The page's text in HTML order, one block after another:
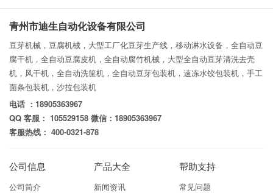
青州市迪生自动化设备有限公司
豆芽机械，豆腐机械，大型工厂化豆芽生产线，移动淋水设备，全自动豆
腐干机，全自动豆腐皮机，全自动腐竹机械，大型全自动豆芽清洗去壳
机，风干机，全自动洗筐机，全自动豆芽包装机，速冻水饺包装机，手工
面条包装机，沙拉包装机
电话 ：18905363967
QQ 客服： 105529158 微信：18905363967
客服热线： 400-0321-878
公司信息
公司简介
产品大全
新闻资讯
帮助支持
常见问题